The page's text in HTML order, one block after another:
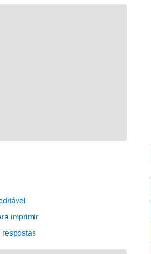
imprimir
respostas